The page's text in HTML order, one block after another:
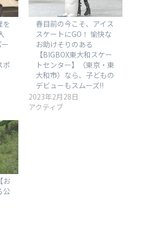
を
ポ
春目前の今こそ、アイス
スケートにGO！ 愉快な
お助けそりのある
【BIGBOX東大和スケー
トセンター】（東京・東
大和市）なら、子どもの
デビューもスムーズ!!
2023年2月28日
アクティブ
お
公